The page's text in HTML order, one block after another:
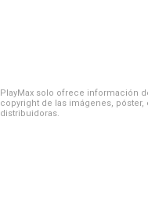
PlayMax solo ofrece información
copyright de las imágenes,
distribuidoras.